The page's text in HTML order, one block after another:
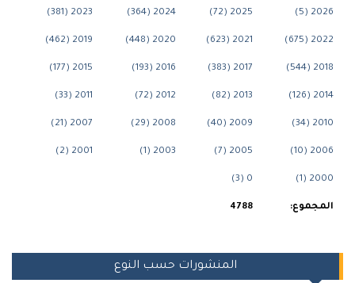
2026 (5)
2025 (72)
2024 (364)
2023 (381)
2022 (675)
2021 (623)
2020 (448)
2019 (462)
2018 (544)
2017 (383)
2016 (193)
2015 (177)
2014 (126)
2013 (82)
2012 (72)
2011 (33)
2010 (34)
2009 (40)
2008 (29)
2007 (21)
2006 (10)
2005 (7)
2003 (1)
2001 (2)
2000 (1)
0 (3)
المجموع: 4788
المنشورات حسب النوع